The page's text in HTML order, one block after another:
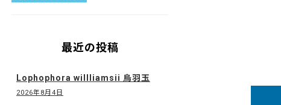
最近の投稿
Lophophora willliamsii 烏羽玉
2026年8月4日